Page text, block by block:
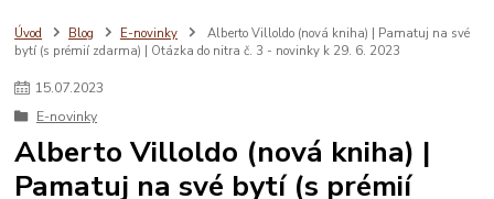
Úvod Blog E-novinky
Alberto Villoldo (nová kniha) | Pamatuj na své
bytí (s prémií zdarma) | Otázka do nitra č. 3 - novinky k 29. 6. 2023
15.07.2023
E-novinky
Alberto Villoldo (nová kniha) |
Pamatuj na své bytí (s prémií